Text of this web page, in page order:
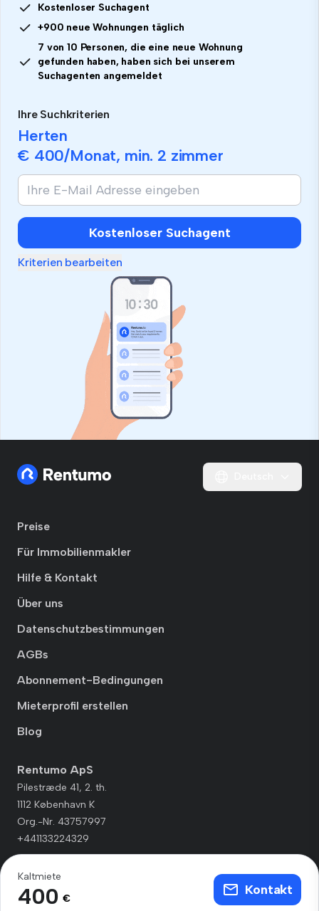
Kostenloser Suchagent
+900 neue Wohnungen täglich
7 von 10 Personen, die eine neue Wohnung
gefunden haben, haben sich bei unserem
Suchagenten angemeldet
Ihre Suchkriterien
Herten
€ 400/Monat, min. 2 zimmer
Kostenloser Suchagent
Kriterien bearbeiten
Kaltmiete
400 €
Kontakt
Preise
Für Immobilienmakler
Hilfe & Kontakt
Über uns
Datenschutzbestimmungen
AGBs
Abonnement-Bedingungen
Mieterprofil erstellen
Blog
Rentumo ApS
Pilestræde 41, 2. th.
1112 København K
Org.-Nr. 43757997
+441133224329